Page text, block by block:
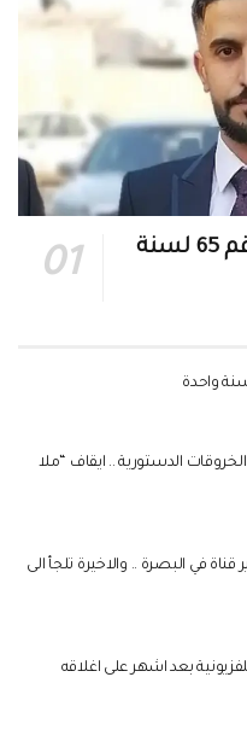
أمر سلطة الائتلاف المؤقته رقم 65 لسنة
واحدة
الدستورية .. ايقاف “ملا
في البصرة .. والاخيرة تلجأ الى
بعد اشهر على اغلاقه